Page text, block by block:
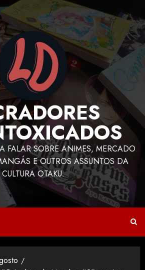
FALAR SOBRE ANIMES, MERCADO
E OUTROS ASSUNTOS DA
CULTURA OTAKU.